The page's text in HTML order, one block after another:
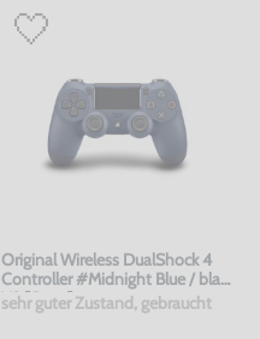
Original Wireless DualShock 4
Controller #Midnight Blue / blau
V2 [Sony]
sehr guter Zustand, gebraucht